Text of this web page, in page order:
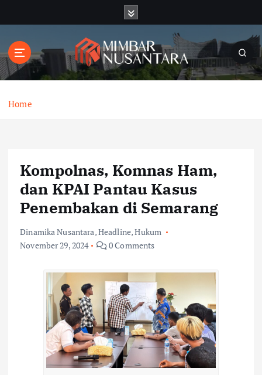
t
o
Home
Kompolnas, Komnas Ham,
dan KPAI Pantau Kasus
Penembakan di Semarang
Dinamika Nusantara,Headline,Hukum
November 29, 2024
0 Comments